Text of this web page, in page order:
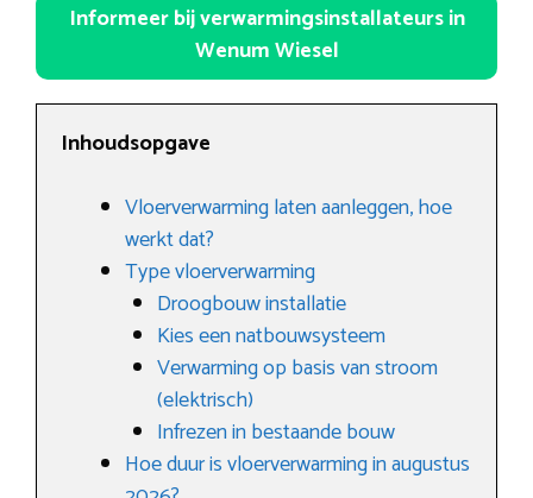
Informeer bij verwarmingsinstallateurs in
Wenum Wiesel
Inhoudsopgave
Vloerverwarming laten aanleggen, hoe
werkt dat?
Type vloerverwarming
Droogbouw installatie
Kies een natbouwsysteem
Verwarming op basis van stroom
(elektrisch)
Infrezen in bestaande bouw
Hoe duur is vloerverwarming in augustus